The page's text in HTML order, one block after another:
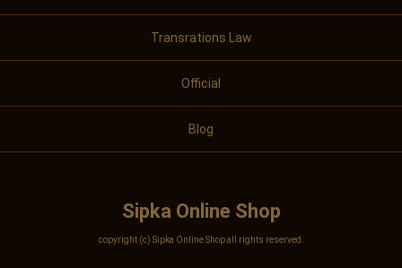
Transrations Law
Official
Blog
Sipka Online Shop
copyright (c) Sipka Online Shop all rights reserved.